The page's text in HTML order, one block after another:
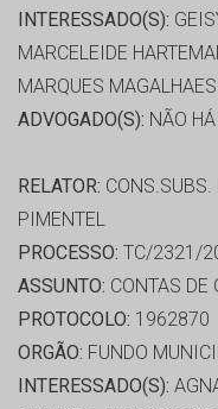
INTERESSADO(S):
MARCELEIDE
MARQUES MAGALHAES
ADVOGADO(S): NÃO HÁ
RELATOR: CONS.SUBS.
PIMENTEL
PROCESSO: TC/2321/
ASSUNTO: CONTAS DE
PROTOCOLO: 1962870
ORGÃO: FUNDO
INTERESSADO(S):